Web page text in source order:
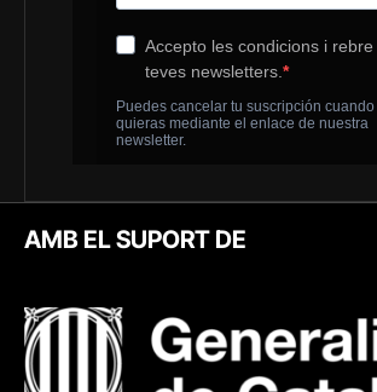
AMB EL SUPORT DE